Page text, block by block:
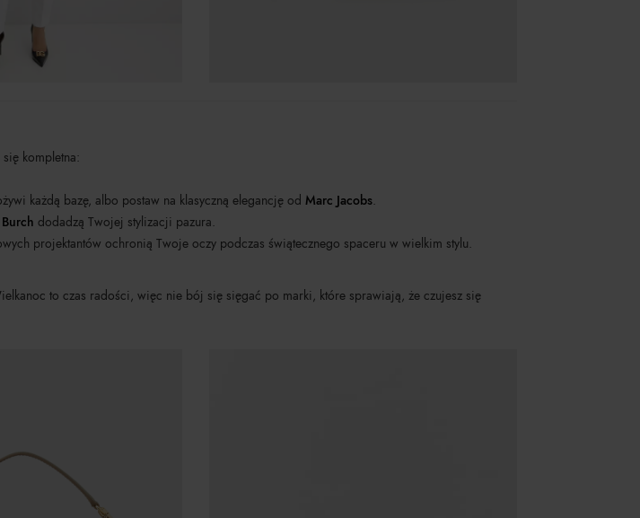
kompletna:
każdą bazę, albo postaw na klasyczną elegancję od Marc Jacobs.
dodadzą Twojej stylizacji pazura.
projektantów ochronią Twoje oczy podczas świątecznego spaceru w wielkim stylu.
to czas radości, więc nie bój się sięgać po marki, które sprawiają, że czujesz się